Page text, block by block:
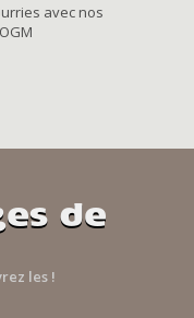
avec nos
de
les !